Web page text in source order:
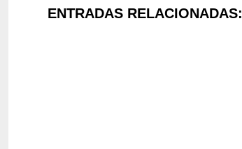
ENTRADAS RELACIONADAS: